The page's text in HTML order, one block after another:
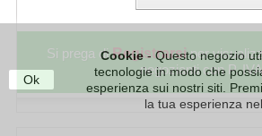
Ok
Cookie- Questo negozio
tecnologie in modo che
esperienza sui nostri siti. Premi
la tua esperienza
Si prega di Registrarsi per
negozianti con P. IVA